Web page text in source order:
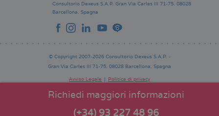
Richiedi maggiori informazioni
(+34) 93 227 48 96
Consultorio Dexeus S.A.P. Gran Via Carles III 71-75. 08028
Barcellona. Spagna
© Copyright 2007-2026 Consultorio Dexeus S.A.P. -
Gran Via Carles III 71-75. 08028 Barcellona. Spagna
de
Avviso Legale
Politica di privacy